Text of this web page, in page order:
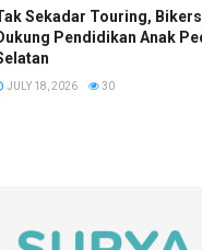
Sekadar Touring,
Pendidikan Anak
JULY 18, 2026 30